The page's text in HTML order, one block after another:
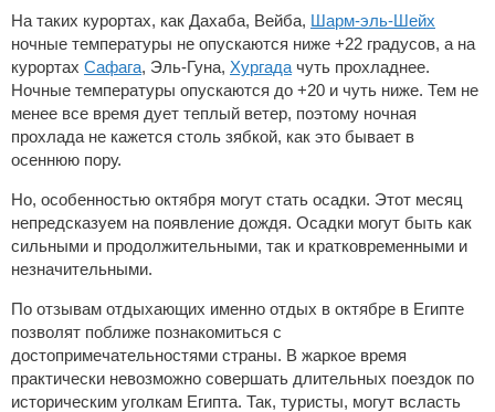
На таких курортах, как Дахаба, Вейба, Шарм-эль-Шейх
ночные температуры не опускаются ниже +22 градусов, а на
курортах Сафага, Эль-Гуна, Хургада чуть прохладнее.
Ночные температуры опускаются до +20 и чуть ниже. Тем не
менее все время дует теплый ветер, поэтому ночная
прохлада не кажется столь зябкой, как это бывает в
осеннюю пору.
Но, особенностью октября могут стать осадки. Этот месяц
непредсказуем на появление дождя. Осадки могут быть как
сильными и продолжительными, так и кратковременными и
незначительными.
По отзывам отдыхающих именно отдых в октябре в Египте
позволят поближе познакомиться с
достопримечательностями страны. В жаркое время
практически невозможно совершать длительных поездок по
историческим уголкам Египта. Так, туристы, могут всласть